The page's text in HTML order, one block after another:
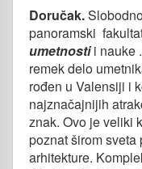
Doručak.
panoramski
umetnostii nauke
remek delo
rođen u Valensiji i
najznačajnijih
znak. Ovo je veliki
poznat širom
arhitekture.